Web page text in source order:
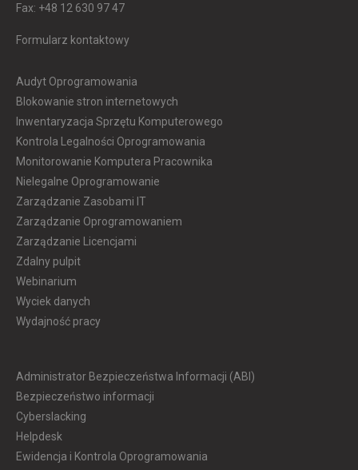
Fax: +48 12 630 97 47
Formularz kontaktowy
Audyt Oprogramowania
Blokowanie stron internetowych
Inwentaryzacja Sprzętu Komputerowego
Kontrola Legalności Oprogramowania
Monitorowanie Komputera Pracownika
Nielegalne Oprogramowanie
Zarządzanie Zasobami IT
Zarządzanie Oprogramowaniem
Zarządzanie Licencjami
Zdalny pulpit
Webinarium
Wyciek danych
Wydajność pracy
Administrator Bezpieczeństwa Informacji (ABI)
Bezpieczeństwo informacji
Cyberslacking
Helpdesk
Ewidencja i Kontrola Oprogramowania